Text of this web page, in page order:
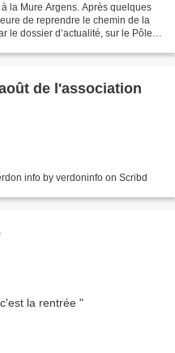
la Mure Argens. Après quelques
de reprendre le chemin de la
le dossier d’actualité, sur le Pôle
info by verdoninfo on Scribd